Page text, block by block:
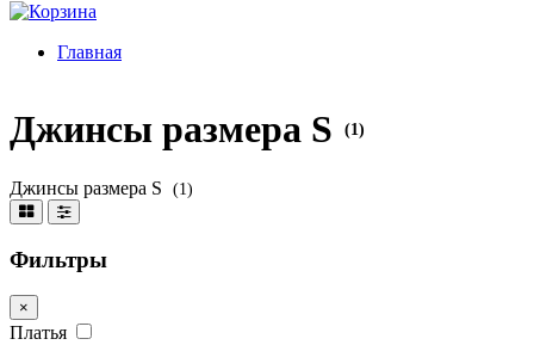
Главная
Джинсы размера S (1)
Джинсы размера S (1)
Фильтры
×
Платья